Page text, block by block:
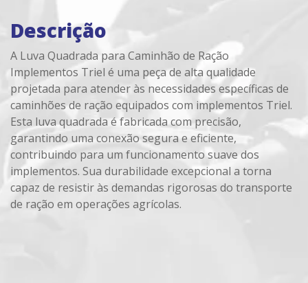
Descrição
A Luva Quadrada para Caminhão de Ração
Implementos Triel é uma peça de alta qualidade
projetada para atender às necessidades específicas de
caminhões de ração equipados com implementos Triel.
Esta luva quadrada é fabricada com precisão,
garantindo uma conexão segura e eficiente,
contribuindo para um funcionamento suave dos
implementos. Sua durabilidade excepcional a torna
capaz de resistir às demandas rigorosas do transporte
de ração em operações agrícolas.